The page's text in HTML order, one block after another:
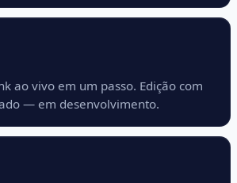
ao vivo em um passo. Edição com
— em desenvolvimento.